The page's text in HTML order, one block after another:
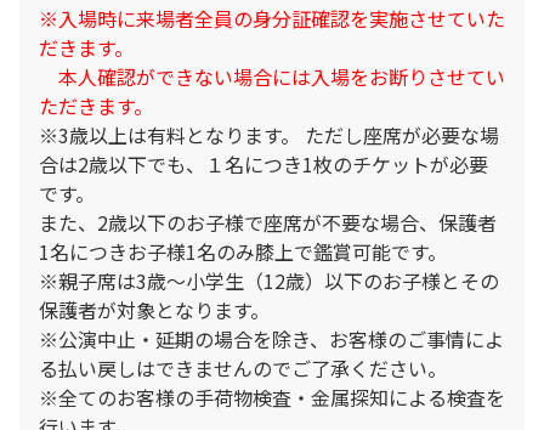
※入場時に来場者全員の身分証確認を実施させていた
だきます。
本人確認ができない場合には入場をお断りさせてい
ただきます。
※3歳以上は有料となります。 ただし座席が必要な場
合は2歳以下でも、１名につき1枚のチケットが必要
です。
また、2歳以下のお子様で座席が不要な場合、保護者
1名につきお子様1名のみ膝上で鑑賞可能です。
※親子席は3歳～小学生（12歳）以下のお子様とその
保護者が対象となります。
※公演中止・延期の場合を除き、お客様のご事情によ
る払い戻しはできませんのでご了承ください。
※全てのお客様の手荷物検査・金属探知による検査を